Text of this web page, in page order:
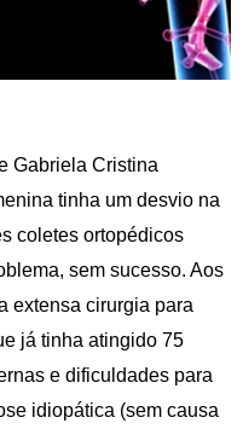
Gabriela Cristina
tinha um desvio na
coletes ortopédicos
sem sucesso. Aos
extensa cirurgia para
já tinha atingido 75
e dificuldades para
idiopática (sem causa